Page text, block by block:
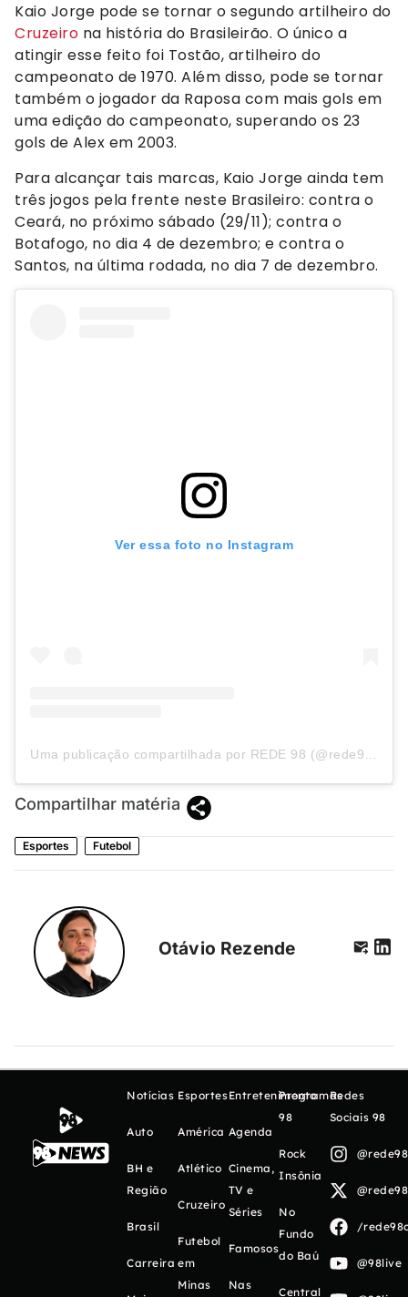
Kaio Jorge pode se tornar o segundo artilheiro do
Cruzeiro na história do Brasileirão. O único a
atingir esse feito foi Tostão, artilheiro do
campeonato de 1970. Além disso, pode se tornar
também o jogador da Raposa com mais gols em
uma edição do campeonato, superando os 23
gols de Alex em 2003.
Para alcançar tais marcas, Kaio Jorge ainda tem
três jogos pela frente neste Brasileiro: contra o
Ceará, no próximo sábado (29/11); contra o
Botafogo, no dia 4 de dezembro; e contra o
Santos, na última rodada, no dia 7 de dezembro.
Ver essa foto no Instagram
Uma publicação compartilhada por REDE 98 (@rede98oficial)
Compartilhar matéria
Esportes Futebol
Otávio Rezende
Notícias
Auto
BH e
Região
Brasil
Carreira
Esportes
América
Atlético
Cruzeiro
Futebol
em
Minas
Entretenimento
Agenda
Cinema,
TV e
Séries
Famosos
Nas
Programas
98
Rock
Insônia
No
Fundo
do Baú
Central
Redes
Sociais 98
/
@98live